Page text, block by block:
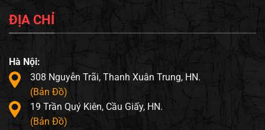
ĐỊA CHỈ
Hà Nội:
308 Nguyễn Trãi, Thanh Xuân Trung, HN.
(Bản Đồ)
19 Trần Quý Kiên, Cầu Giấy, HN.
(Bản Đồ)